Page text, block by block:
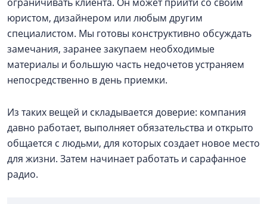
юристом, дизайнером или любым другим
специалистом. Мы готовы конструктивно обсуждать
замечания, заранее закупаем необходимые
материалы и большую часть недочетов устраняем
непосредственно в день приемки.
Из таких вещей и складывается доверие: компания
давно работает, выполняет обязательства и открыто
общается с людьми, для которых создает новое место
для жизни. Затем начинает работать и сарафанное
радио.